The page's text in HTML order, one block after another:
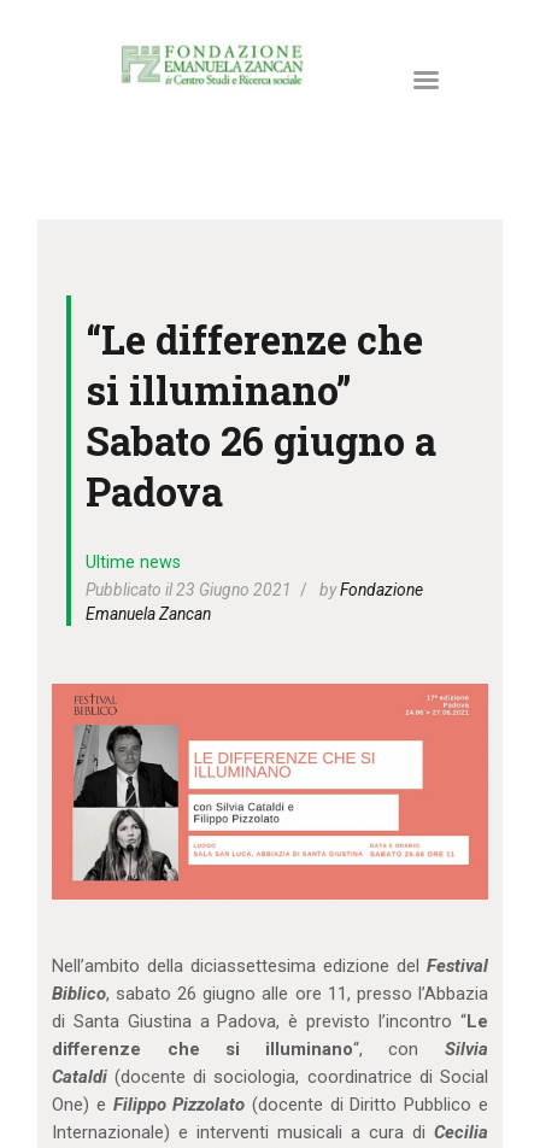
ATTIVITÀ E PROGETTI
RISORSE
NEWS
DONA ORA
IL MIO ACCOUNT
CARRELLO
“Le differenze che
si illuminano”
Sabato 26 giugno a
Padova
Ultime news
Pubblicato il 23 Giugno 2021
byFondazione
Emanuela Zancan
Nell’ambito della diciassettesima edizione del Festival
Biblico, sabato 26 giugno alle ore 11, presso l’Abbazia
di Santa Giustina a Padova, è previsto l’incontro “Le
differenze che si illuminano“, con Silvia
Cataldi (docente di sociologia, coordinatrice di Social
One) e Filippo Pizzolato (docente di Diritto Pubblico e
Internazionale) e interventi musicali a cura di Cecilia